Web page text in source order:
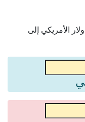
الأمريكي إلى